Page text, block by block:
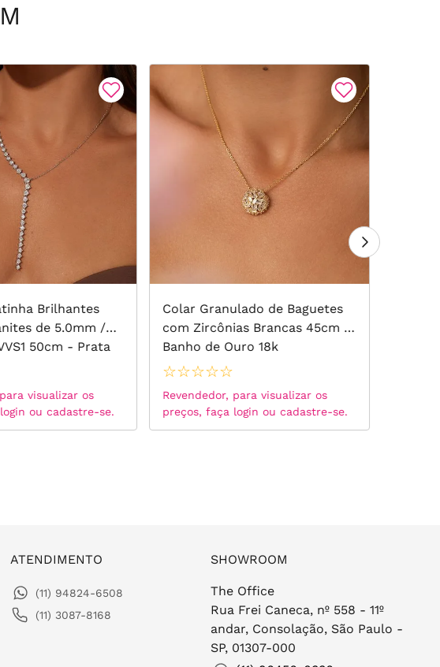
Brilhantes
de 5.0mm /
50cm - Prata
visualizar os
ou cadastre-se.
Colar Granulado de Baguetes
com Zircônias Brancas 45cm -
Banho de Ouro 18k
☆☆☆☆☆
Revendedor, para visualizar os
preços, faça login ou cadastre-se.
ATENDIMENTO
(11) 94824-6508
(11) 3087-8168
SHOWROOM
The Office
Rua Frei Caneca, nº 558 - 11º
andar, Consolação, São Paulo -
SP, 01307-000